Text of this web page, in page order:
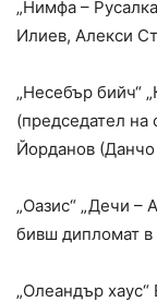
„Нимфа –
Илиев, Алекси
„Несебър бийч“
(председател
Йорданов (Данчо
„Оазис“ „Дечи
бивш дипломат
„Олеандър